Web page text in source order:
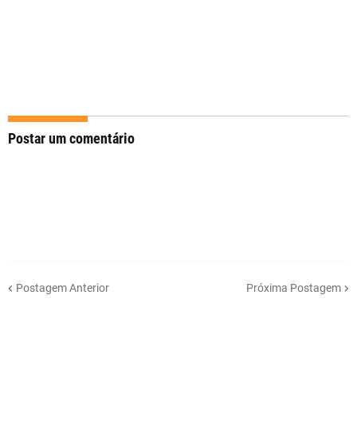
Postar um comentário
Postagem Anterior Próxima Postagem